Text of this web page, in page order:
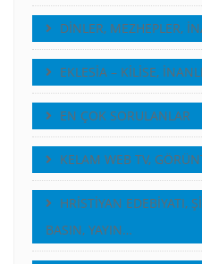
DİNLER, MEZHEPLER,
EKLESİA – KİLİSE,
EN ÇOK SORULANLAR
KELAM WEB TV,
HRİSTİYAN EDEBİYATI,
BASIN, YAYIN…